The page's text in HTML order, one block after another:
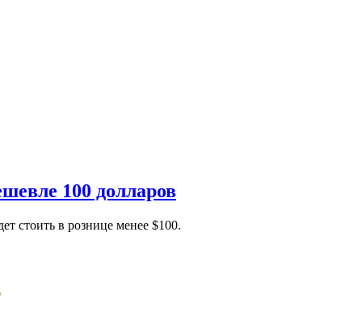
100 долларов
стоить в рознице менее $100.